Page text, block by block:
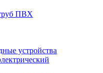
ПВХ
устройства